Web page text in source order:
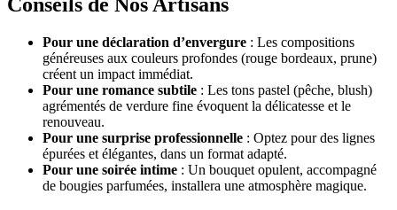
Pour une déclaration d’envergure : Les compositions
généreuses aux couleurs profondes (rouge bordeaux, prune)
créent un impact immédiat.
Pour une romance subtile : Les tons pastel (pêche, blush)
agrémentés de verdure fine évoquent la délicatesse et le
renouveau.
Pour une surprise professionnelle : Optez pour des lignes
épurées et élégantes, dans un format adapté.
Pour une soirée intime : Un bouquet opulent, accompagné
de bougies parfumées, installera une atmosphère magique.